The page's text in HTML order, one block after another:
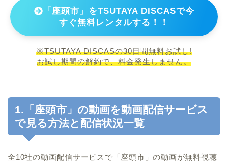
「座頭市」をTSUTAYA DISCASで今
すぐ無料レンタルする！！
※TSUTAYA DISCASの30日間無料お試し!
お試し期間の解約で、料金発生しません。
1.「座頭市」の動画を動画配信サービス
で見る方法と配信状況一覧
全10社の動画配信サービスで「座頭市」の動画が無料視聴